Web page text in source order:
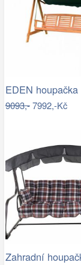
9093,-7992,-Kč